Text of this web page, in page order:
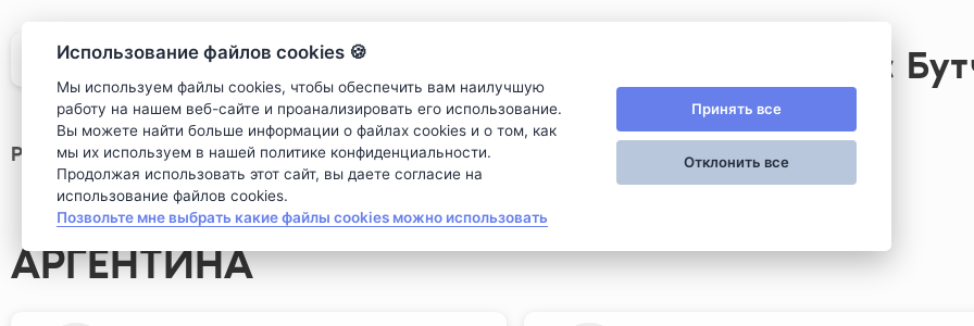
Стейк хаус
Ресторан > Винная карта
АРГЕНТИНА
Использование файлов cookies 🍪
Мы используем файлы cookies, чтобы обеспечить вам наилучшую
работу на нашем веб-сайте и проанализировать его использование.
Вы можете найти больше информации о файлах cookies и о том, как
мы их используем в нашей политике конфиденциальности.
Продолжая использовать этот сайт, вы даете согласие на
использование файлов cookies.
Позвольте мне выбрать какие файлы cookies можно использовать
Принять все
Отклонить все